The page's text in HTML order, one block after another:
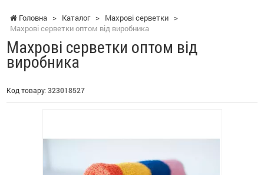
Головна > Каталог > Махрові серветки >
Махрові серветки оптом від виробника
Махрові серветки оптом від
виробника
Код товару: 323018527